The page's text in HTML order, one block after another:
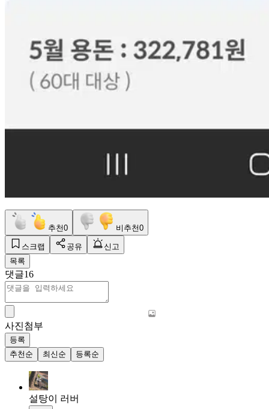
추천0 비추천0
스크랩 공유
신고
목록
댓글16
사진첨부
등록
추천순
최신순 등록순
설탕이 러버